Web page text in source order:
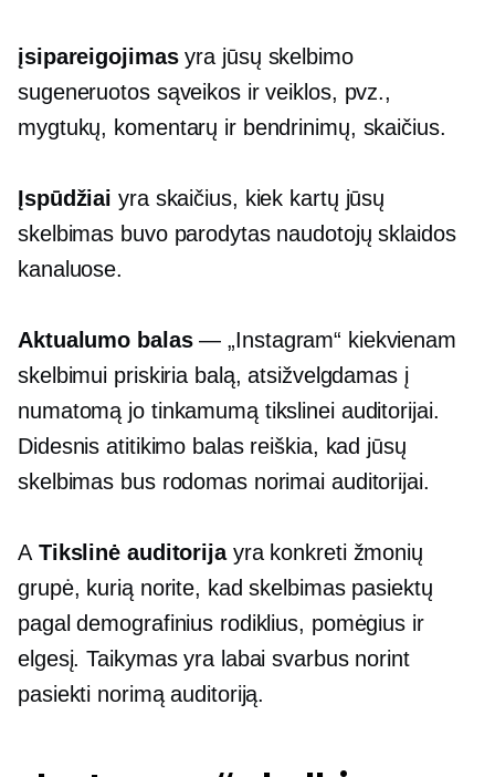
įsipareigojimasyra jūsų skelbimo
sugeneruotos sąveikos ir veiklos, pvz.,
mygtukų, komentarų ir bendrinimų, skaičius.
Įspūdžiai yra skaičius, kiek kartų jūsų
skelbimas buvo parodytas naudotojų sklaidos
kanaluose.
Aktualumo balas— „Instagram“ kiekvienam
skelbimui priskiria balą, atsižvelgdamas į
numatomą jo tinkamumą tikslinei auditorijai.
Didesnis atitikimo balas reiškia, kad jūsų
skelbimas bus rodomas norimai auditorijai.
A Tikslinė auditorijayra konkreti žmonių
grupė, kurią norite, kad skelbimas pasiektų
pagal demografinius rodiklius, pomėgius ir
elgesį. Taikymas yra labai svarbus norint
pasiekti norimą auditoriją.